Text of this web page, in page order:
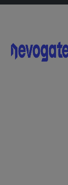
A leves
2025-10-
sem
Pizza